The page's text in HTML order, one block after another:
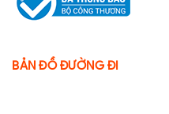
BẢN ĐỒ ĐƯỜNG ĐI